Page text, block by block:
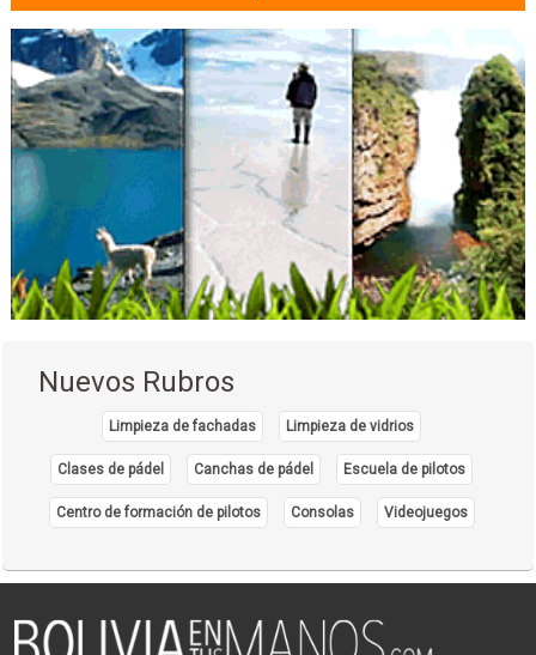
Odontología: Equipos, Materiales
Fitness
Gimnasios
Salud Integral
Médicos Oncólogos
Médicos Urólogos
Médicos Pediatras
Hemodiálisis
Fonoaudiología
Médicos Neurocirujanos
Agencias de Viajes y Turismo
Turismo: Agencias de Viaje
Turismo de Aventura
Turismo
Nuevos Rubros
Limpieza de fachadas Limpieza de vidrios
Clases de pádel Canchas de pádel Escuela de pilotos
Centro de formación de pilotos Consolas Videojuegos